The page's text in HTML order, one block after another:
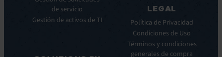
Manager
de servicio
Gestión de activos de TI
Notas
prensa
LEGAL
Política de Privacidad
Condiciones de Uso
Términos y condiciones
generales de compra